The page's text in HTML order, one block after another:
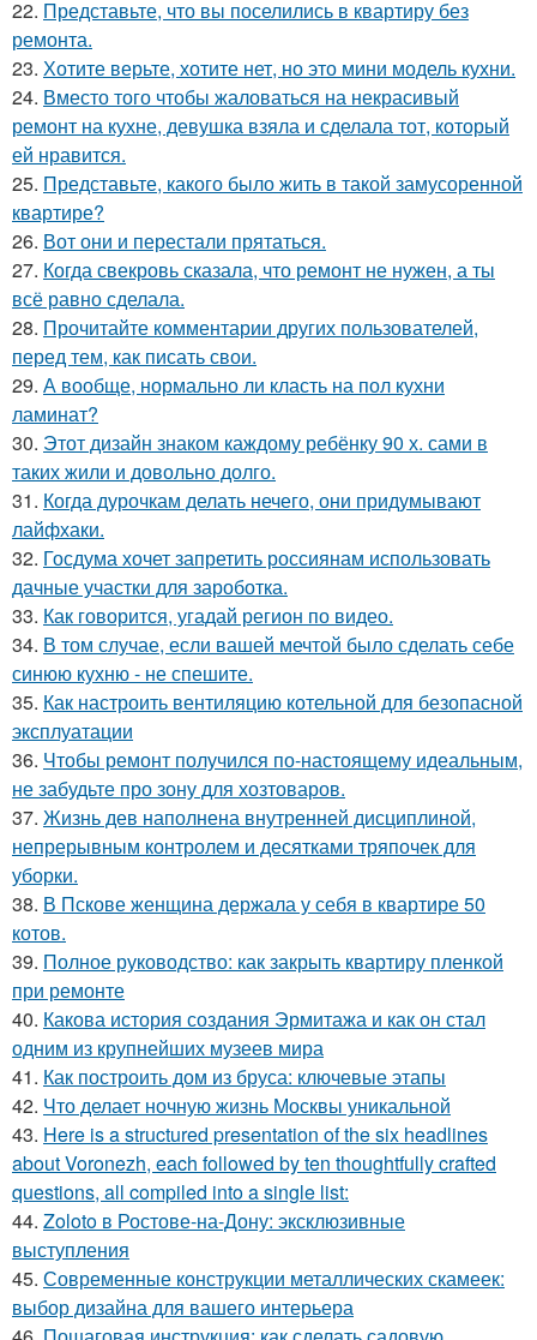
22. Представьте, что вы поселились в квартиру без
ремонта.
23. Хотите верьте, хотите нет, но это мини модель кухни.
24. Вместо того чтобы жаловаться на некрасивый
ремонт на кухне, девушка взяла и сделала тот, который
ей нравится.
25. Представьте, какого было жить в такой замусоренной
квартире?
26. Вот они и перестали прятаться.
27. Когда свекровь сказала, что ремонт не нужен, а ты
всё равно сделала.
28. Прочитайте комментарии других пользователей,
перед тем, как писать свои.
29. А вообще, нормально ли класть на пол кухни
ламинат?
30. Этот дизайн знаком каждому ребёнку 90 х. сами в
таких жили и довольно долго.
31. Когда дурочкам делать нечего, они придумывают
лайфхаки.
32. Госдума хочет запретить россиянам использовать
дачные участки для зароботка.
33. Как говорится, угадай регион по видео.
34. В том случае, если вашей мечтой было сделать себе
синюю кухню - не спешите.
35. Как настроить вентиляцию котельной для безопасной
эксплуатации
36. Чтобы ремонт получился по-настоящему идеальным,
не забудьте про зону для хозтоваров.
37. Жизнь дев наполнена внутренней дисциплиной,
непрерывным контролем и десятками тряпочек для
уборки.
38. В Пскове женщина держала у себя в квартире 50
котов.
39. Полное руководство: как закрыть квартиру пленкой
при ремонте
40. Какова история создания Эрмитажа и как он стал
одним из крупнейших музеев мира
41. Как построить дом из бруса: ключевые этапы
42. Что делает ночную жизнь Москвы уникальной
43. Here is a structured presentation of the six headlines
about Voronezh, each followed by ten thoughtfully crafted
questions, all compiled into a single list:
44. Zoloto в Ростове-на-Дону: эксклюзивные
выступления
45. Современные конструкции металлических скамеек:
выбор дизайна для вашего интерьера